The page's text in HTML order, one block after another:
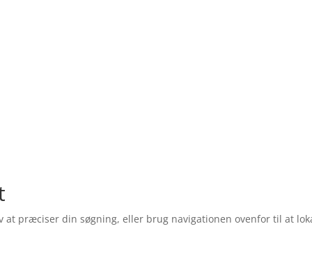
at præciser din søgning, eller brug navigationen ovenfor til at